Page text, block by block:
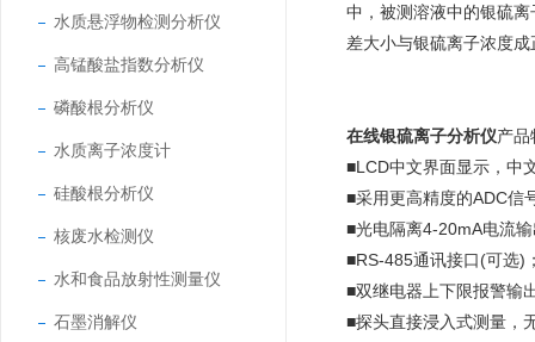
水质悬浮物检测分析仪
高锰酸盐指数分析仪
磷酸根分析仪
水质离子浓度计
硅酸根分析仪
核废水检测仪
水和食品放射性测量仪
石墨消解仪
中，被测溶液中的银硫
差大小与银硫离子浓度
在线银硫离子分析仪产品
■LCD中文界面显示，中
■采用更高精度的ADC信
■光电隔离4-20mA电流
■RS-485通讯接口(可选)
■双继电器上下限报警输
■探头直接浸入式测量，